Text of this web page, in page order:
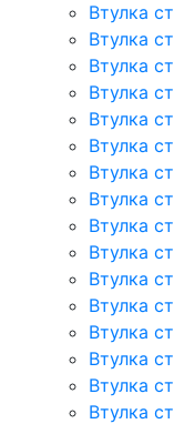
Втулка
Втулка
Втулка
Втулка
Втулка
Втулка
Втулка
Втулка
Втулка
Втулка
Втулка
Втулка
Втулка
Втулка
Втулка
Втулка